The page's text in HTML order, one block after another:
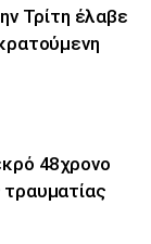
Τρίτη έλαβε
48χρονο